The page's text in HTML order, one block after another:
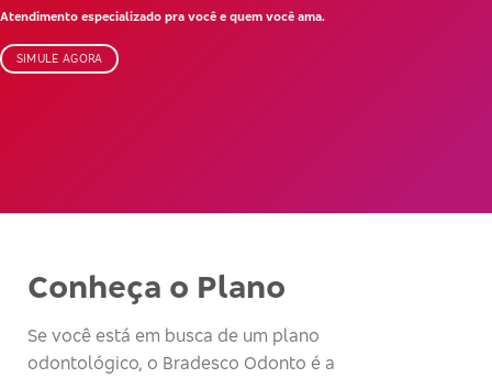
Atendimento especializado pra você e quem você ama.
SIMULE AGORA
Conheça o Plano
Se você está em busca de um plano
odontológico, o Bradesco Odonto é a